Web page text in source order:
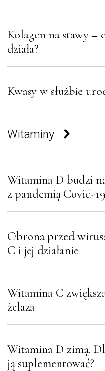
Kolagen na stawy –
działa?
Kwasy w służbie
Witaminy
Witamina D budzi
z pandemią Covid-19
Obrona przed
C i jej działanie
Witamina C
żelaza
Witamina D zimą.
ją suplementować?